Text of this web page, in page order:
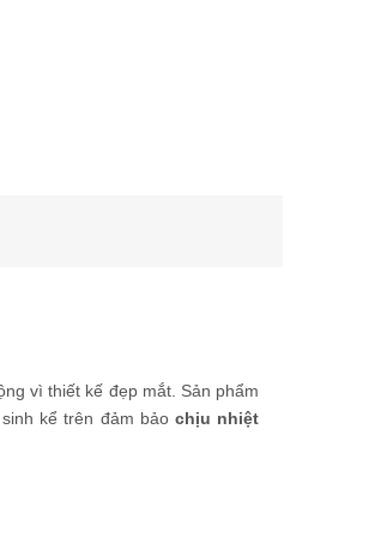
vì thiết kế đẹp mắt. Sản phẩm
kể trên đảm bảo chịu nhiệt